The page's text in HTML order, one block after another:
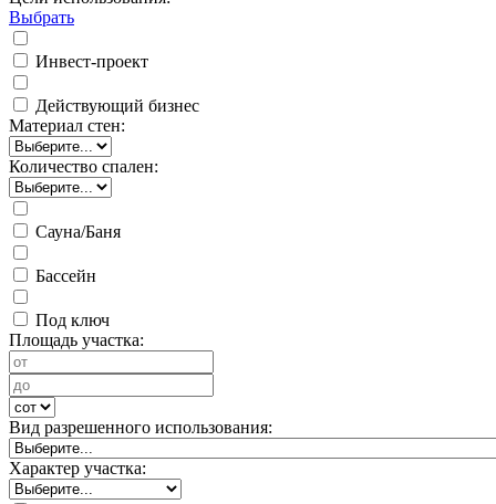
Выбрать
Инвест-проект
Действующий бизнес
Материал стен:
Количество спален:
Сауна/Баня
Бассейн
Под ключ
Площадь участка:
Вид разрешенного использования:
Характер участка: